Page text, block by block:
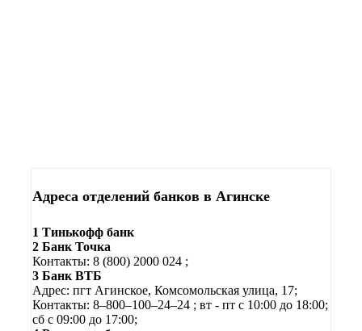
Адреса отделений банков в Агинске
1 Тинькофф банк
2 Банк Точка
Контакты: 8 (800) 2000 024 ;
3 Банк ВТБ
Адрес: пгт Агинское, Комсомольская улица, 17;
Контакты: 8‒800‒100‒24‒24 ; вт - пт с 10:00 до 18:00;
сб с 09:00 до 17:00;